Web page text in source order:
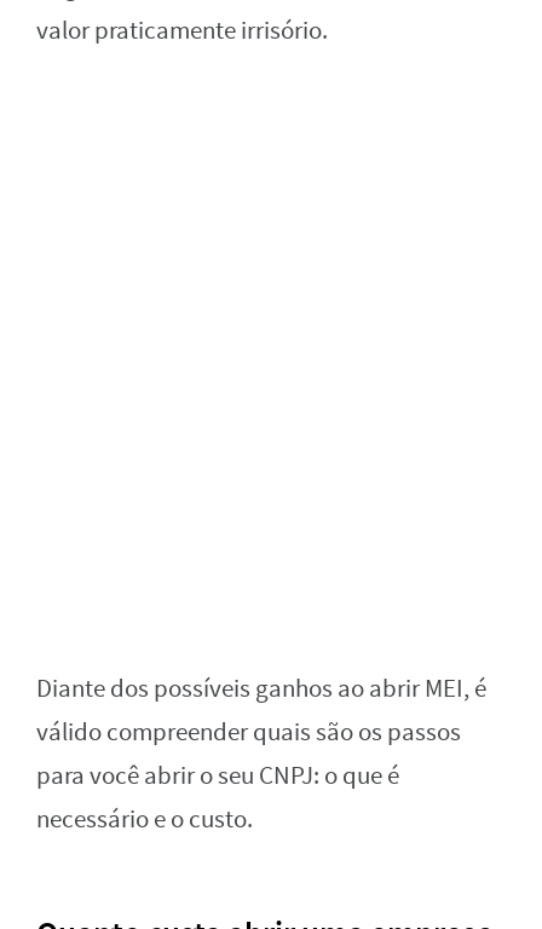
valor praticamente irrisório.
Diante dos possíveis ganhos ao abrir MEI, é
válido compreender quais são os passos
para você abrir o seu CNPJ: o que é
necessário e o custo.